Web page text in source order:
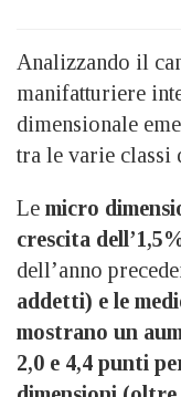
Analizzando il
manifatturiere
dimensionale
tra le varie classi
Le micro
crescita
dell’anno
addetti) e le
mostrano un
2,0 e 4,4 punti